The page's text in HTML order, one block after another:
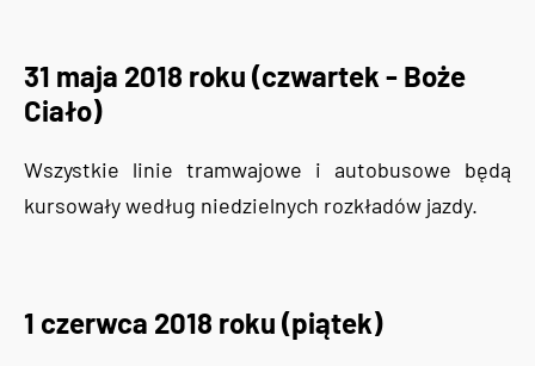
31 maja 2018 roku (czwartek - Boże
Ciało)
Wszystkie linie tramwajowe i autobusowe będą
kursowały według niedzielnych rozkładów jazdy.
1 czerwca 2018 roku (piątek)